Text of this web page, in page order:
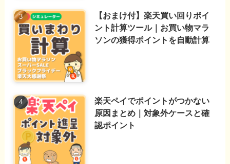
【おまけ付】楽天買い回りポイ
ント計算ツール｜お買い物マラ
ソンの獲得ポイントを自動計算
楽天ペイでポイントがつかない
原因まとめ｜対象外ケースと確
認ポイント